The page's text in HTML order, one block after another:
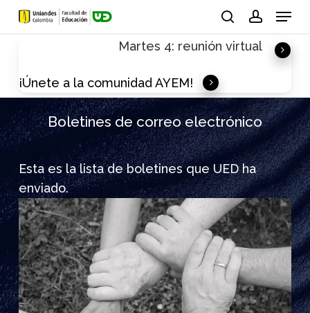
Skip
Menu
Martes 4: reunión virtual
¡Únete a la comunidad AYEM!
Boletines de correo electrónico
Esta es la lista de boletines que UED ha
enviado.